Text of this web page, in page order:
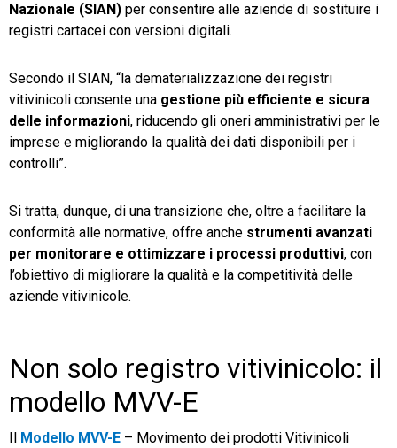
Nazionale (SIAN) per consentire alle aziende di sostituire i
registri cartacei con versioni digitali.
Secondo il SIAN, “la dematerializzazione dei registri
vitivinicoli consente una gestione più efficiente e sicura
delle informazioni, riducendo gli oneri amministrativi per le
imprese e migliorando la qualità dei dati disponibili per i
controlli”.
Si tratta, dunque, di una transizione che, oltre a facilitare la
conformità alle normative, offre anche strumenti avanzati
per monitorare e ottimizzare i processi produttivi, con
l’obiettivo di migliorare la qualità e la competitività delle
aziende vitivinicole.
Non solo registro vitivinicolo: il
modello MVV-E
Modello MVV-E – Movimento dei prodotti Vitivinicoli